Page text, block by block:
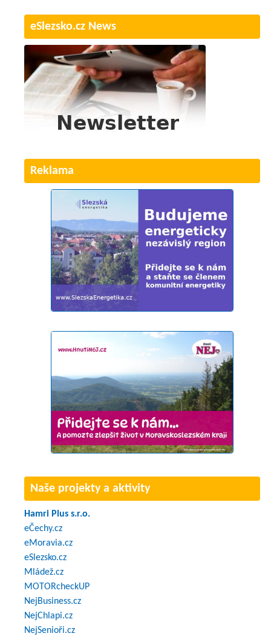
eSlezsko.cz News
Reklama
Naše projekty a aktivity
Hamri Plus s.r.o.
eČechy.cz
eMoravia.cz
eSlezsko.cz
Mládež.cz
MOTORcheckUP
NejBusiness.cz
NejChlapi.cz
NejSenioři.cz